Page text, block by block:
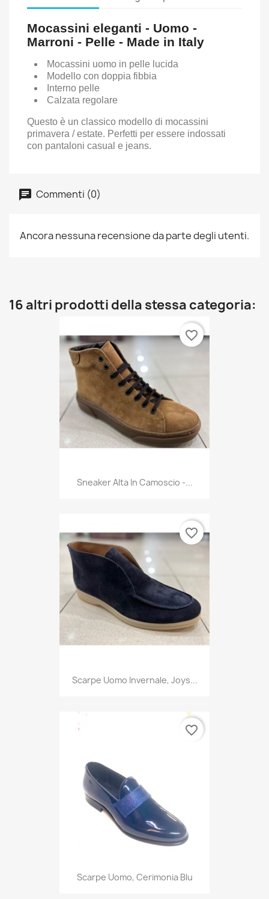
Mocassini eleganti - Uomo -
Marroni - Pelle - Made in Italy
Mocassini uomo in pelle lucida
Modello con doppia fibbia
Interno pelle
Calzata regolare
Questo è un classico modello di mocassini
primavera / estate. Perfetti per essere indossati
con pantaloni casual e jeans.
Commenti (0)
Ancora nessuna recensione da parte degli utenti.
16 altri prodotti della stessa categoria:
Sneaker Alta In Camoscio -...
favorite_border
Scarpe Uomo Invernale, Joys...
favorite_border
Scarpe Uomo, Cerimonia Blu
favorite_border